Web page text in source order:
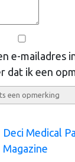
e-mailadres
dat ik een
Deci Medical
Magazine